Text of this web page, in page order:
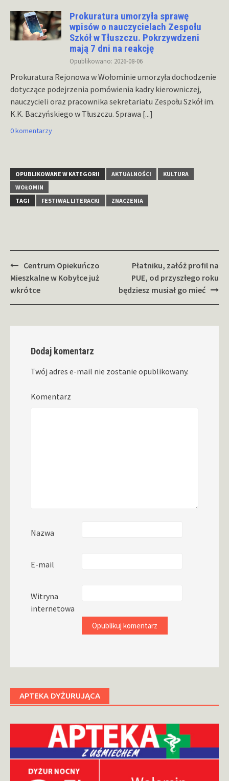
Prokuratura umorzyła sprawę
wpisów o nauczycielach Zespołu
Szkół w Tłuszczu. Pokrzywdzeni
mają 7 dni na reakcję
Opublikowano: 2026-08-06
Prokuratura Rejonowa w Wołominie umorzyła dochodzenie
dotyczące podejrzenia pomówienia kadry kierowniczej,
nauczycieli oraz pracownika sekretariatu Zespołu Szkół im.
K.K. Baczyńskiego w Tłuszczu. Sprawa [...]
0 komentarzy
OPUBLIKOWANE W KATEGORII AKTUALNOŚCI
KULTURA
WOŁOMIN
TAGI
FESTIWAL LITERACKI ZNACZENIA
Zobacz
wpisy
Centrum Opiekuńczo
Mieszkalne w Kobyłce już
wkrótce
Płatniku, załóż profil na
PUE, od przyszłego roku
będziesz musiał go mieć
Dodaj komentarz
Twój adres e-mail nie zostanie opublikowany.
Komentarz
Nazwa
E-mail
Witryna
internetowa
APTEKA DYŻURUJĄCA